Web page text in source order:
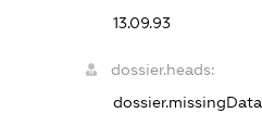
13.09.93
dossier.heads:
dossier.missingData